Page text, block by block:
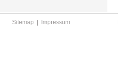
Sitemap Impressum